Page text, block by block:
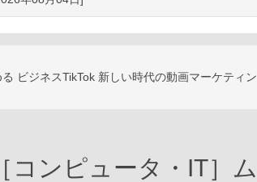
ビジネスTikTok 新しい時代の動画マーケティン
コンピュータ・IT］ム